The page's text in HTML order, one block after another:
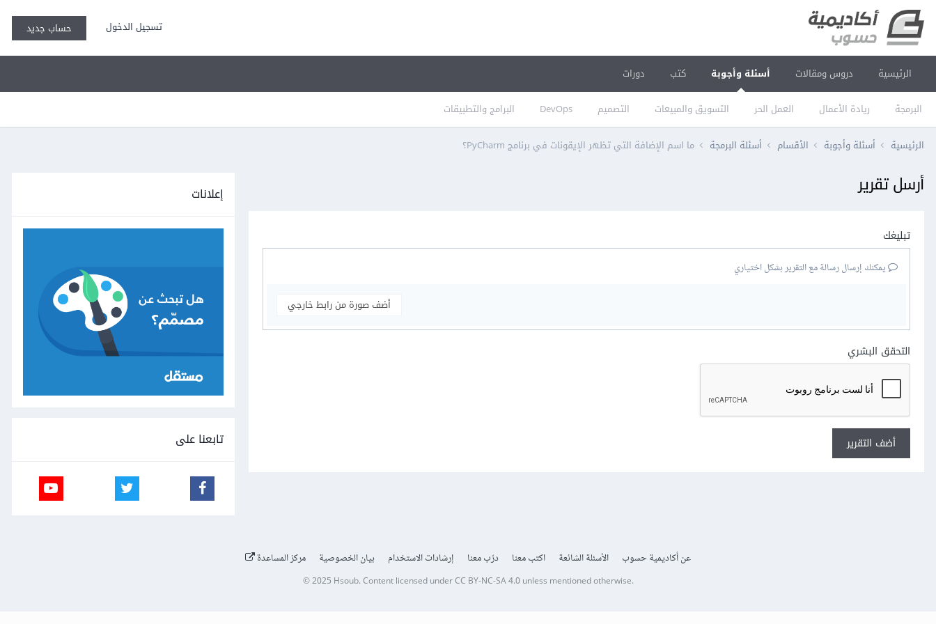
تسجيل الدخول حساب جديد
الرئيسية دروس ومقالات أسئلة وأجوبة
البرمجة ريادة الأعمال العمل الحر التسويق والمبيعات التصميم DevOps البرامج والتطبيقات
كتب دورات
الرئيسية أسئلة وأجوبة الأقسام أسئلة البرمجة ما اسم الإضافة التي تظهر الإيقونات في برنامج PyCharm؟
أرسل تقرير
تبليغك
يمكنك إرسال رسالة مع التقرير بشكل اختياري
أضف صورة من رابط خارجي
التحقق البشري
أضف التقرير
إعلانات
تابعنا على
عن أكاديمية حسوب الأسئلة الشائعة اكتب معنا درّب معنا إرشادات الاستخدام بيان الخصوصية مركز المساعدة
© 2025 Hsoub.Content licensed underCC BY-NC-SA 4.0unless mentioned otherwise.